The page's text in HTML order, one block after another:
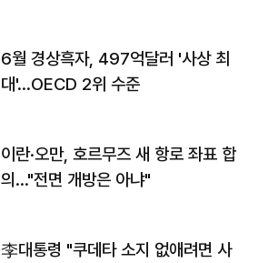
6월 경상흑자, 497억달러 '사상 최
대'…OECD 2위 수준
이란·오만, 호르무즈 새 항로 좌표 합
의…"전면 개방은 아냐"
李대통령 "쿠데타 소지 없애려면 사